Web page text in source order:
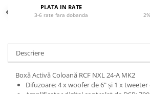
Recordere de studio
Standuri si stative de monitoare
Tratament acustic
PLATA IN RATE
3-6 rate fara dobanda
Descriere
Boxă Activă Coloană RCF NXL 24-A MK2
Difuzoare: 4 x woofer de 6" și 1 x tweeter